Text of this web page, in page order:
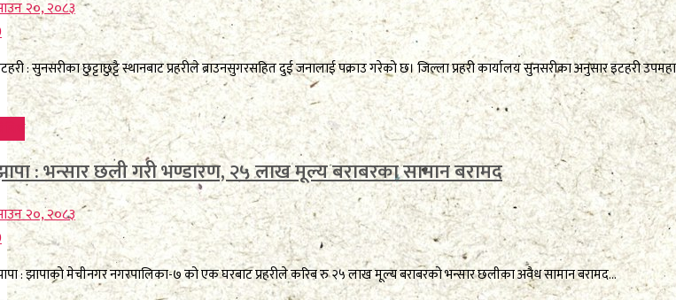
२०, २०८३
: सुनसरीका छुट्टाछुट्टै स्थानबाट प्रहरीले ब्राउनसुगरसहित दुई जनालाई पक्राउ गरेको छ। जिल्ला प्रहरी कार्यालय सुनसरीका अनुसार इटहरी
: भन्सार छली गरी भण्डारण, २५ लाख मूल्य बराबरका सामान बरामद
२०, २०८३
: झापाको मेचीनगर नगरपालिका-७ को एक घरबाट प्रहरीले करिब रु २५ लाख मूल्य बराबरको भन्सार छलीका अवैध सामान बरामद...